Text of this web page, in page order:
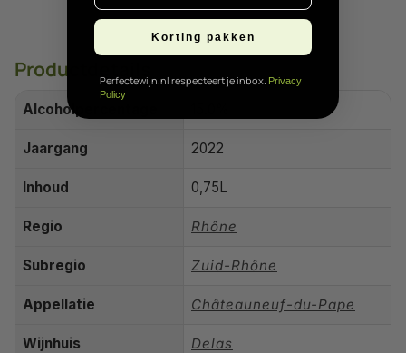
Productdetails
Alcoholpercentage
Jaargang 2022
Inhoud 0,75L
Regio Rhône
Subregio Zuid-Rhône
Appellatie Châteauneuf-du-Pape
Wijnhuis Delas
Korting pakken
Perfectewijn.nl respecteert je inbox. Privacy
Policy